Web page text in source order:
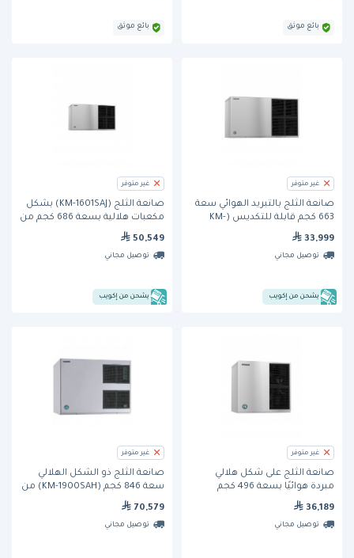
بائع موثق بائع موثق
غير متوفر
صانعة الثلج بالتبريد الهوائي سعة
663 كجم قابلة للتكديس (KM-
1601SAH) من هوشيزاكي
33,999
توصيل مجاني
يشحن من إكويب
غير متوفر
صانعة الثلج (KM-1601SAJ) بشكل
مكعبات هلالية بسعة 686 كجم من
هوشيزاكي
50,549
توصيل مجاني
يشحن من إكويب
غير متوفر
صانعة الثلج على شكل هلالي
مبردة هوائيًا بسعة 496 كجم
36,189
توصيل مجاني
غير متوفر
صانعة الثلج ذو الشكل الهلالي
سعة 846 كجم (KM-1900SAH) من
هوشوزاكي
70,579
توصيل مجاني